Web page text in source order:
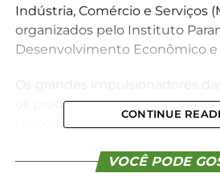
Indústria, Comércio e Serviços
organizados pelo Instituto
Desenvolvimento Econômico e
os produtos do agronegócio,
respondendo por praticamente
do grão somou US$ 865,9
CONTINUE
VOCÊ PODE